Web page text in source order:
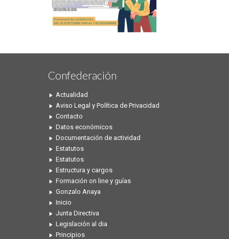
Confederación
Actualidad
Aviso Legal y Política de Privacidad
Contacto
Datos económicos
Documentación de actividad
Estatutos
Estatutos
Estructura y cargos
Formación on line y guías
Gonzalo Anaya
Inicio
Junta Directiva
Legislación al dia
Principios